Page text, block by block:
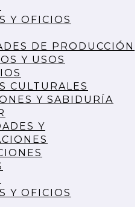
Y OFICIOS
DE PRODUCCIÓN
Y USOS
CULTURALES
Y SABIDURÍA
Y
Y OFICIOS